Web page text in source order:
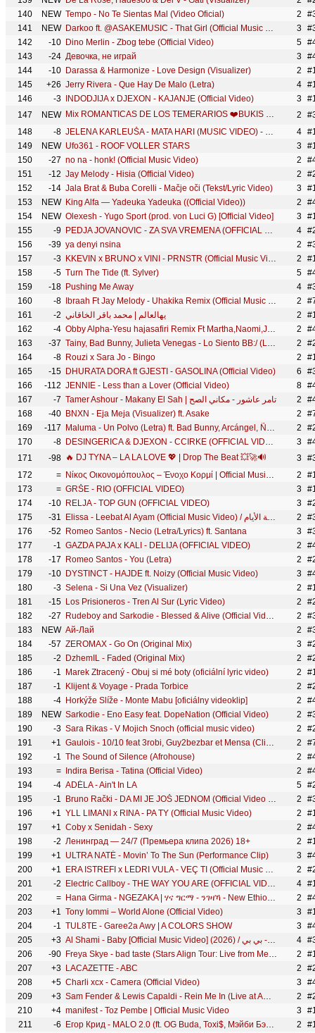
140
NEW Tempo - No Te Sientas Mal (Video Oficial) 2
141
NEW Darkoo ft. @ASAKEMUSIC - That Girl (Official Music Video) 3
142
-10 Dino Merlin - Zbog tebe (Official Video)
5
143
-24 Девочка, не играй 3
144
-10 Darassa & Harmonize - Love Design (Visualizer) 2
145
+26 Jerry Rivera - Que Hay De Malo (Letra) 4
146
-3 INDODJIJA x DJEXON - KAJANJE (Official Video) 3
147
NEW Mix ROMANTICAS DE LOS TEMERARIOS ❤️BUKIS ❤️BRONCO ❤️MANDINGO🎵 SUS MEJORES EXITOS 2
148
-8 JELENA KARLEUŠA - MATA HARI (MUSIC VIDEO) - ENIGMA (PART 1)
4
149
NEW Ufo361 - ROOF VOLLER STARS 3
150
-27 no na - honk! (Official Music Video) 2
151
-12 Jay Melody - Hisia (Official Video) 2
152
-14 Jala Brat & Buba Corelli - Mačje oči (Tekst/Lyric Video) 3
153
NEW King Alfa — Yadeuka Yadeuka ((Official Video)) 2
154
NEW Olexesh - Yugo Sport (prod. von Luci G) [Official Video] 3
155
-9 PEDJA JOVANOVIC - ZA SVA VREMENA (OFFICIAL VIDEO 2026) 4
156
-39 ya denyi nsina 2
157
-3 KKEVIN x BRUNO x VINI - PRNSTR (Official Music Video) 2
158
-5 Turn The Tide (ft. Sylver) 5
159
-18 Pushing Me Away 4
160
-8 Ibraah Ft Jay Melody - Uhakika Remix (Official Music Video) 2
161
-2 يهالعالم | محمد باقر الخاقاني 2
162
-4 Obby Alpha-Yesu hajasafiri Remix Ft Martha,Naomi,Japhet,Asagwile,Godfrey,Kibonge,Simon,Kamala,Stewar 2
163
-37 Tainy, Bad Bunny, Julieta Venegas - Lo Siento BB:/ (Letra/Lyrics) 2
164
-8 Rouzi x Sara Jo - Bingo 2
165
-15 DHURATA DORA ft GJESTI - GASOLINA (Official Video) 6
166
-112 JENNIE - Less than a Lover (Official Video) 8
167
-7 Tamer Ashour - Makany El Sah | تامر عاشور - مكاني الصح 2
168
-40 BNXN - Eja Meja (Visualizer) ft. Asake 2
169
-117 Maluma - Un Polvo (Letra) ft. Bad Bunny, Arcángel, Ñengo Flow, De La Ghetto 2
170
-8 DESINGERICA & DJEXON - CCIRKE (OFFICIAL VIDEO)
3
171
-98 🔥 DJ TYNA – LA LA LOVE 💖 | Drop The Beat 💥🚀🔊 3
172
= Νίκος Οικονομόπουλος – Ένοχο Κορμί | Official Music Video (4K) 2
173
= GRŠE - RIO (OFFICIAL VIDEO)
3
174
-10 RELJA - TOP GUN (OFFICIAL VIDEO)
3
175
-31 Elissa - Leebat Al Ayam​ (Official Music Video) / اليسا - لعبة الأيام 2
176
-52 Romeo Santos - Necio (Letra/Lyrics) ft. Santana 3
177
-1 GAZDA PAJA x KALI - DELIJA (OFFICIAL VIDEO) 2
178
-17 Romeo Santos - You (Letra) 2
179
-10 DYSTINCT - HAJDE ft. Noizy (Official Music Video) 3
180
-3 Selena - Si Una Vez (Visualizer) 2
181
-15 Los Prisioneros - Tren Al Sur (Lyric Video) 2
182
-27 Rudeboy and Sarkodie - Blessed & Alive (Official Video) 2
183
NEW Ай-Лай 2
184
-57 ZEROMAX - Go On (Original Mix) 3
185
-2 DzhemIL - Faded (Original Mix) 2
186
-1 Marek Ztracený - Obuj si mé boty (oficiální lyric video) 2
187
-1 Klijent & Voyage - Prada Torbice 2
188
-4 Horkýže Slíže - Monte Mabu [oficiálny videoklip] 2
189
NEW Sarkodie - Eno Easy feat. DopeNation (Official Video) 2
190
-3 Sara Rikas - V Mojich Snoch (official music video) 2
191
+1 Gaulois - 10/10 feat 3robi, Guy2bezbar et Mensa (Clip Officiel) 2
192
-1 The Sound of Silence (Afrohouse) 2
193
= Indira Berisa - Tatina (Official Video) 2
194
-4 ADÉLA - Ain't In LA 5
195
-1 Bruno Rački - DA MI JE JOŠ JEDNOM (Official Video 2026) 2
196
+1 YLL LIMANI x RINA - PA TY (Official Music Video) 2
197
+1 Coby x Senidah - Sexy 2
198
-2 Ленинград — 24/7 (Премьера клипа 2026) 18+ 2
199
+1 ULTRA NATÉ - Movin’ To The Sun (Performance Clip) 3
200
+1 ERA ISTREFI x LEDRI VULA - VEÇ TI (Official Music Video) 2
201
-2 Electric Callboy - THE WAY YOU ARE (OFFICIAL VIDEO) 4
202
= Hana Girma - NGEZAKA | ሃና ግርማ - ንገዛኻ - New Ethiopian Tigrigna Music 2026 (Official Video) 2
203
+1 Tony Iommi – World Alone (Official Video) 3
204
-1 TUL8TE - Garee2a Awy | A COLORS SHOW 3
205
+3 Al Shami - Baby [Official Music Video] (2026) / الشامي - بي بي 4
206
-90 Freya Skye - bad taste (Stars Align Tour: Live from Melbourne) 2
207
+3 LACAZETTE - ABC 2
208
+5 Charli xcx - Camera (Official Video) 3
209
+3 Sam Fender & Lewis Capaldi - Rein Me In (Live at American Express Presents BST Hyde Park) 2
210
+4 manifest - Toz Pembe | Official Music Video 3
211
-6 Егор Крид - MALO 2.0 (ft. OG Buda, Toxi$, Мэйби Бэйби, Baby Cute, Дора, madk1d, тёмный принц) КЛИП 2